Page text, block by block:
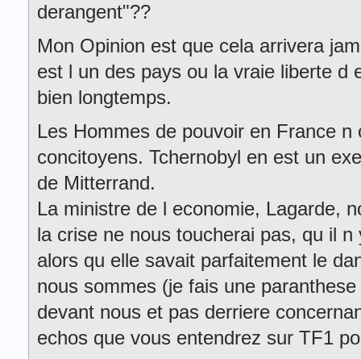
derangent"??
Mon Opinion est que cela arrivera
est l un des pays ou la vraie liberte d
bien longtemps.
Les Hommes de pouvoir en France
concitoyens. Tchernobyl en est un
de Mitterrand.
La ministre de l economie, Lagarde,
la crise ne nous toucherai pas, qu il
alors qu elle savait parfaitement le
nous sommes (je fais une
devant nous et pas derriere
echos que vous entendrez sur TF1